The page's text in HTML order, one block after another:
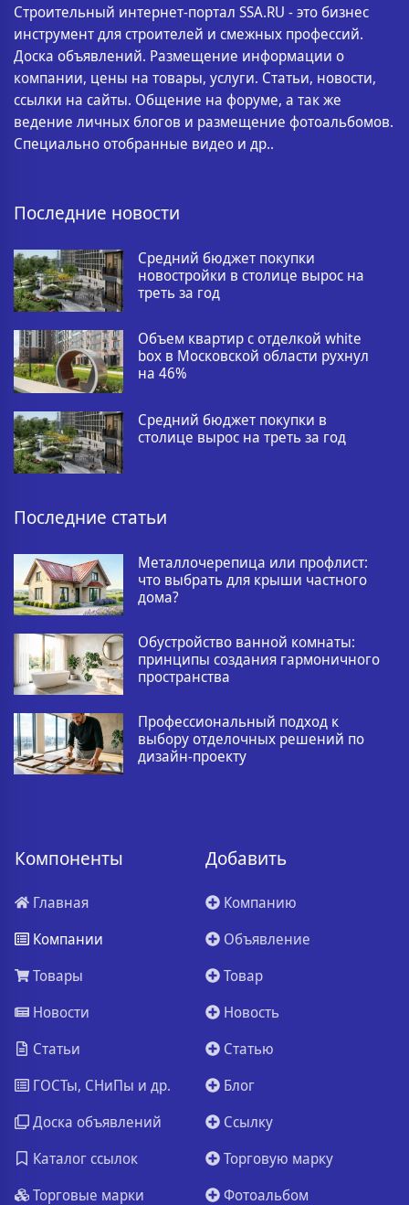
Строительный интернет-портал SSA.RU - это бизнес
инструмент для строителей и смежных профессий.
Доска объявлений. Размещение информации о
компании, цены на товары, услуги. Статьи, новости,
ссылки на сайты. Общение на форуме, а так же
ведение личных блогов и размещение фотоальбомов.
Специально отобранные видео и др..
Последние новости
Средний бюджет покупки
новостройки в столице вырос на
треть за год
Объем квартир с отделкой white
box в Московской области рухнул
на 46%
Средний бюджет покупки в
столице вырос на треть за год
Последние статьи
Металлочерепица или профлист:
что выбрать для крыши частного
дома?
Обустройство ванной комнаты:
принципы создания гармоничного
пространства
Профессиональный подход к
выбору отделочных решений по
дизайн-проекту
Компоненты
Главная
Компании
Товары
Новости
Статьи
ГОСТы, СНиПы и др.
Доска объявлений
Каталог ссылок
Торговые марки
Добавить
Компанию
Объявление
Товар
Новость
Статью
Блог
Ссылку
Торговую марку
Фотоальбом